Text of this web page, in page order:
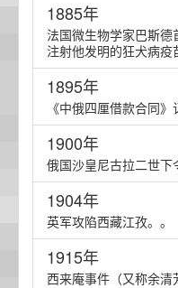
1885年
法国微生物学家巴斯
注射他发明的狂犬病疫
1895年
《中俄四厘借款合同》
1900年
俄国沙皇尼古拉二世下
1904年
英军攻陷西藏江孜。。
1915年
西来庵事件（又称余清